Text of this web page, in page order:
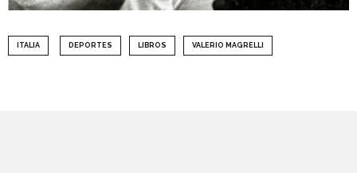
ITALIA DEPORTES LIBROS VALERIO MAGRELLI